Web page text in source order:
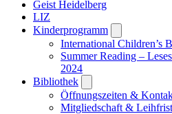
Geist Heidelberg
LIZ
Kinderprogramm
submenu
International Children’s
Summer Reading –
2024
Bibliothek
submenu
Öffnungszeiten &
Mitgliedschaft &